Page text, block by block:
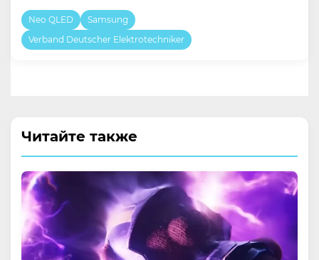
Neo QLED
Samsung
Verband Deutscher Elektrotechniker
Читайте также